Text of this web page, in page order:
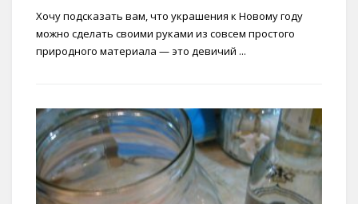
Хочу подсказать вам, что украшения к Новому году
можно сделать своими руками из совсем простого
природного материала — это девичий ...